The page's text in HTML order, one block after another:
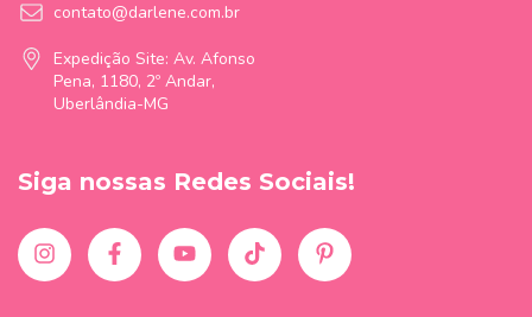
contato@darlene.com.br
Expedição Site: Av. Afonso
Pena, 1180, 2º Andar,
Uberlândia-MG
Siga nossas Redes Sociais!